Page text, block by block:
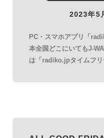
2023年5
PC・スマホアプリ「
本全国どこにいてもJ-
は「radiko.jpタイムフリ